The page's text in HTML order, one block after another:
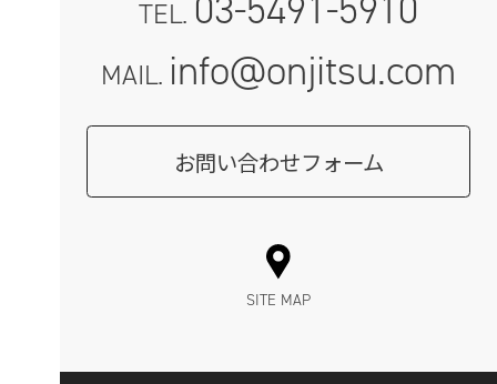
TEL.
MAIL. info@onjitsu.com
お問い合わせフォーム
SITE MAP